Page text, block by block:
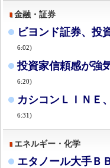
金融・証券
ビヨンド証券、投
6:02)
投資家信頼感が強
6:20)
カシコンＬＩＮＥ
6:31)
エネルギー・化学
エタノール大手Ｂ